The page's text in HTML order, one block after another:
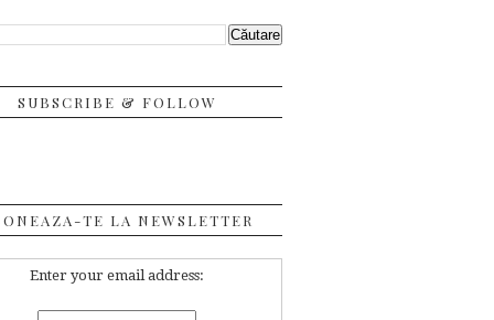
SUBSCRIBE & FOLLOW
TE LA NEWSLETTER
Enter your email address: